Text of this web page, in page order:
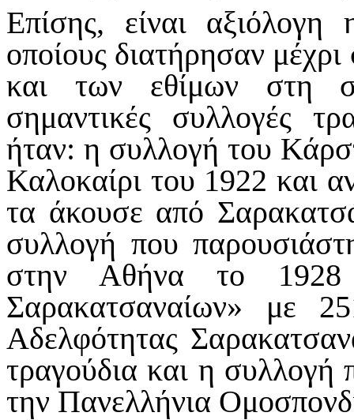
Επίσης, είναι
οποίους διατήρησαν
και των εθίμων στη
σημαντικές συλλογές
ήταν: η συλλογή του
Καλοκαίρι του 1922 και
τα άκουσε από
συλλογή που
στην Αθήνα το 1928
Σαρακατσαναίων» με
Αδελφότητας
τραγούδια και η
την Πανελλήνια